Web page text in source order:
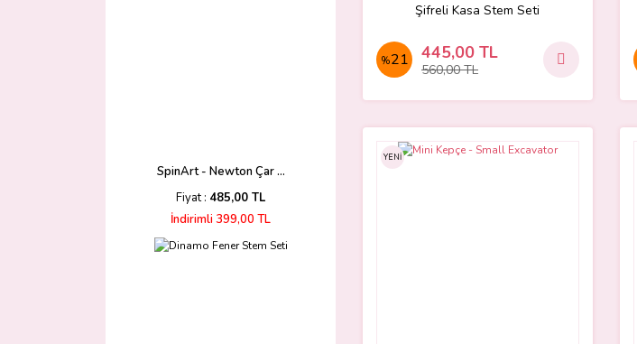
SpinArt - Newton Çar ...
Fiyat : 485,00 TL
İndirimli 399,00 TL
Şifreli Kasa Stem Seti
%21 445,00 TL
560,00 TL
YENİ